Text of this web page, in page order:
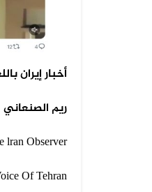
أخبار إيران
ريم الصنعاني
lran Observer
Of Tehran
07 أغسطس 2026